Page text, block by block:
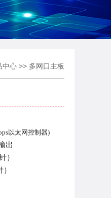
中心 >> 多网口主板
以太网控制器)
出
）